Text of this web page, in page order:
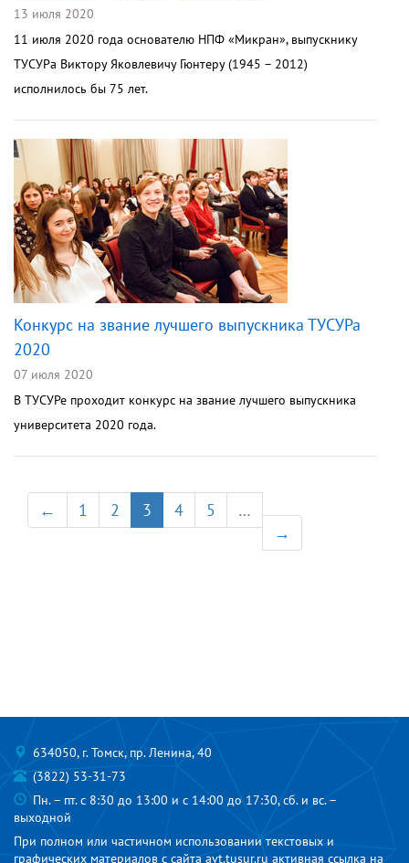
13 июля 2020
11 июля 2020 года основателю НПФ «Микран», выпускнику
ТУСУРа Виктору Яковлевичу Гюнтеру (1945 – 2012)
исполнилось бы 75 лет.
Конкурс на звание лучшего выпускника ТУСУРа
2020
07 июля 2020
В ТУСУРе проходит конкурс на звание лучшего выпускника
университета 2020 года.
← 1 2 3 4 5
…
→
634050, г. Томск, пр. Ленина, 40
(3822) 53-31-73
Пн. – пт. с 8:30 до 13:00 и с 14:00 до 17:30, сб. и вс. –
выходной
При полном или частичном использовании текстовых и
графических материалов с сайта avt.tusur.ru активная ссылка на